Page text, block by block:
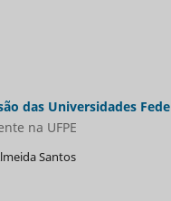
das Universidades
na UFPE
Santos